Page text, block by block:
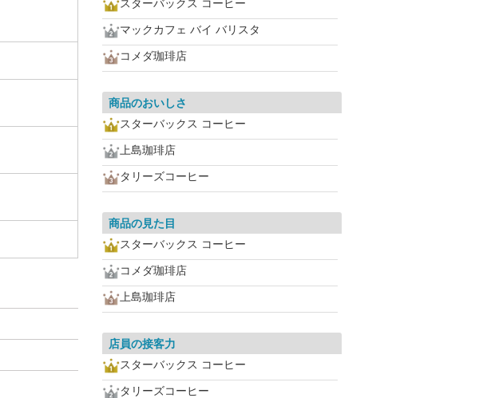
スターバックス コーヒー
マックカフェ バイ バリスタ
コメダ珈琲店
商品のおいしさ
スターバックス コーヒー
上島珈琲店
タリーズコーヒー
商品の見た目
スターバックス コーヒー
コメダ珈琲店
上島珈琲店
店員の接客力
スターバックス コーヒー
タリーズコーヒー